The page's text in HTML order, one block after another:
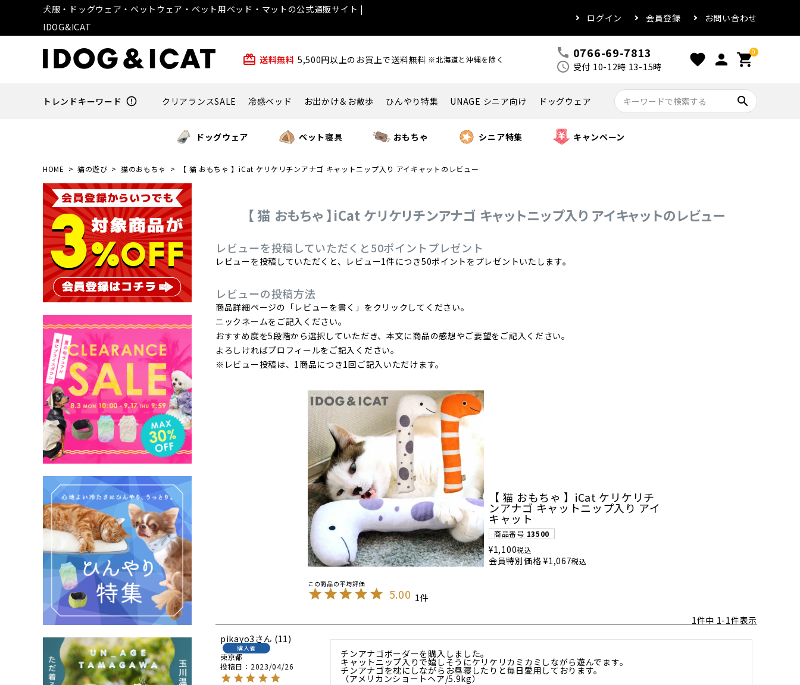
犬服・ドッグウェア・ペットウェア・ペット用ベッド・マットの公式通販サイト |
IDOG&ICAT
ログイン 会員登録 お問い合わせ
card_giftcard 送料無料 5,500円以上のお買上で送料無料 ※北海道と沖縄を除く call 0766-69-7813
schedule 受付 10-12時 13-15時 favorite person 0
shopping_cart
トレンドキーワード error_outline クリアランスSALE 冷感ベッド お出かけ＆お散歩 ひんやり特集 UNAGE シニア向け ドッグウェア search
ドッグウェア ペット寝具 おもちゃ シニア特集 キャンペーン
HOME 猫の遊び 猫のおもちゃ 【 猫 おもちゃ 】iCat ケリケリチンアナゴ キャットニップ入り アイキャットのレビュー
【 猫 おもちゃ 】iCat ケリケリチンアナゴ キャットニップ入り アイキャットのレビュー
レビューを投稿していただくと50ポイントプレゼント
レビューを投稿していただくと、レビュー1件につき50ポイントをプレゼントいたします。
レビューの投稿方法
商品詳細ページの「レビューを書く」をクリックしてください。
ニックネームをご記入ください。
おすすめ度を5段階から選択していただき、本文に商品の感想やご要望をご記入ください。
よろしければプロフィールをご記入ください。
※レビュー投稿は、1商品につき1回ご記入いただけます。
【 猫 おもちゃ 】iCat ケリケリチ
ンアナゴ キャットニップ入り アイ
キャット
商品番号 13500
¥1,100税込
会員特別価格 ¥1,067税込
5.00 1
1件中 1-1件表示
pikayo3
11
購入者
東京都
投稿日
2023/04/26
チンアナゴボーダーを購入しました。
キャットニップ入りで嬉しそうにケリケリカミカミしながら遊んでます。
チンアナゴを枕にしながらお昼寝したりと毎日愛用しております。
（アメリカンショートヘア/5.9kg）